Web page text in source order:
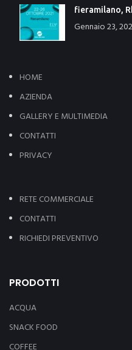
fieramilano,
Gennaio 23,
HOME
AZIENDA
GALLERY E MULTIMEDIA
CONTATTI
PRIVACY
RETE COMMERCIALE
CONTATTI
RICHIEDI PREVENTIVO
PRODOTTI
ACQUA
SNACK FOOD